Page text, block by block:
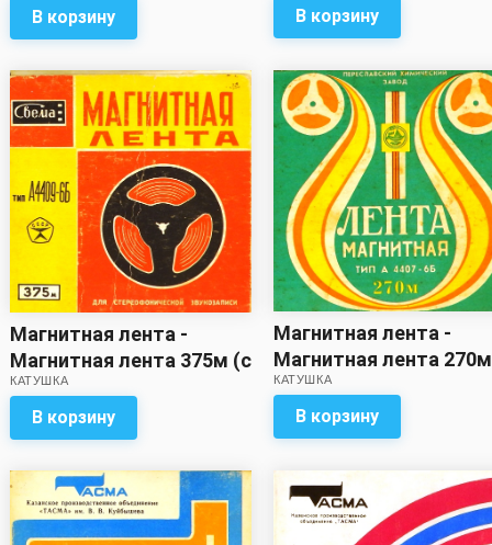
В корзину В корзину
Магнитная лента -
Магнитная лента 375м (с
записью)
КАТУШКА
В корзину
Магнитная лента -
Магнитная лента
записью)
КАТУШКА
В корзину